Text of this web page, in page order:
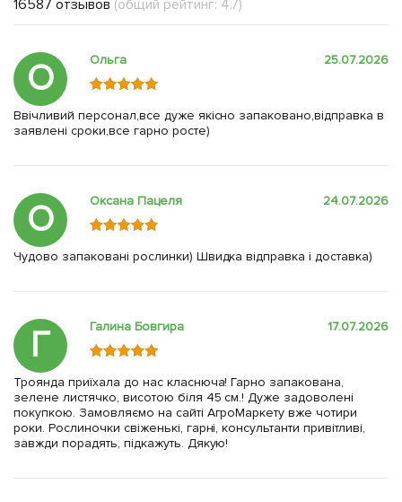
16587 отзывов (общий рейтинг: 4.7)
О Ольга 25.07.2026
Ввічливий персонал,все дуже якісно запаковано,відправка в
заявлені сроки,все гарно росте)
О Оксана Пацеля 24.07.2026
Чудово запаковані рослинки) Швидка відправка і доставка)
Г Галина Бовгира 17.07.2026
Троянда приїхала до нас класнюча! Гарно запакована,
зелене листячко, висотою біля 45 см.! Дуже задоволені
покупкою. Замовляємо на сайті АгроМаркету вже чотири
роки. Рослиночки свіженькі, гарні, консультанти привітливі,
завжди порадять, підкажуть. Дякую!